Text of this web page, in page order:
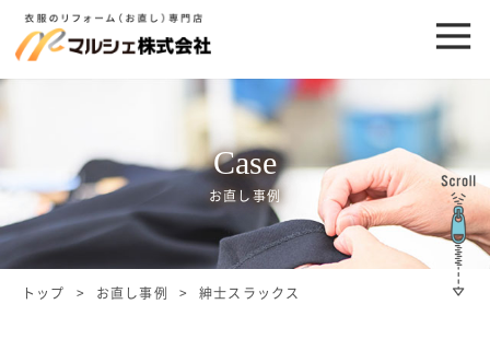
Case
お直し事例
トップ お直し事例 紳士スラックス